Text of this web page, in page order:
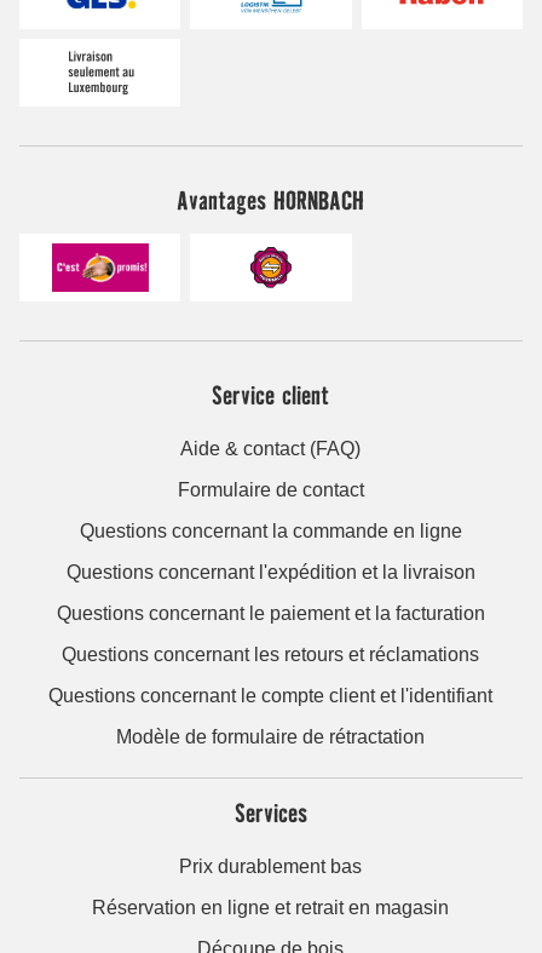
Avantages HORNBACH
Service client
Aide & contact (FAQ)
Formulaire de contact
Questions concernant la commande en ligne
Questions concernant l'expédition et la livraison
Questions concernant le paiement et la facturation
Questions concernant les retours et réclamations
Questions concernant le compte client et l'identifiant
Modèle de formulaire de rétractation
Services
Prix durablement bas
Réservation en ligne et retrait en magasin
Découpe de bois